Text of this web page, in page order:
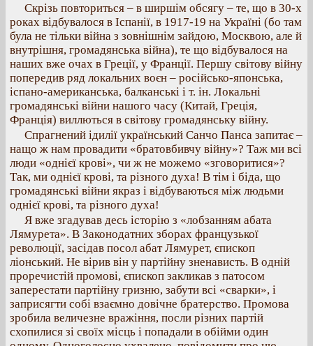
Скрізь повториться – в ширшім обсягу – те, що в 30-х
роках відбувалося в Іспанії, в 1917-19 на Україні (бо там
була не тільки війна з зовнішнім зайдою, Москвою, але й
внутрішня, громадянська війна), те що відбувалося на
наших вже очах в Греції, у Франції. Першу світову війну
попередив ряд локальних воєн – російсько-японська,
іспано-американська, балканські і т. ін. Локальні
громадянські війни нашого часу (Китай, Греція,
Франція) виллються в світову громадянську війну.
Спрагнений ідилії український Санчо Панса запитає –
нащо ж нам провадити «братовбивчу війну»? Таж ми всі
люди «однієї крові», чи ж не можемо «зговоритися»?
Так, ми однієї крові, та різного духа! В тім і біда, що
громадянські війни якраз і відбуваються між людьми
однієї крові, та різного духа!
Я вже згадував десь історію з «лобзанням абата
Лямурета». В Законодатних зборах французької
революції, засідав посол абат Лямурет, єпископ
ліонський. Не вірив він у партійну зненависть. В одній
проречистій промові, єпископ закликав з патосом
заперестати партійну гризню, забути всі «сварки», і
заприсягти собі взаємно довічне братерство. Промова
зробила величезне вражіння, посли різних партій
схопилися зі своїх місць і попадали в обійми один